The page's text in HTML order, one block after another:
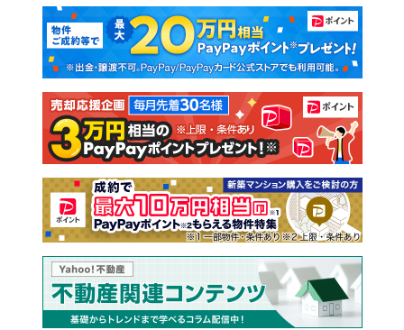
新築マンション 中古マンション
新築一戸建て 中古一戸建て
注文住宅 土地
売却査定
マンションカタログ 教えて！住まいの先生